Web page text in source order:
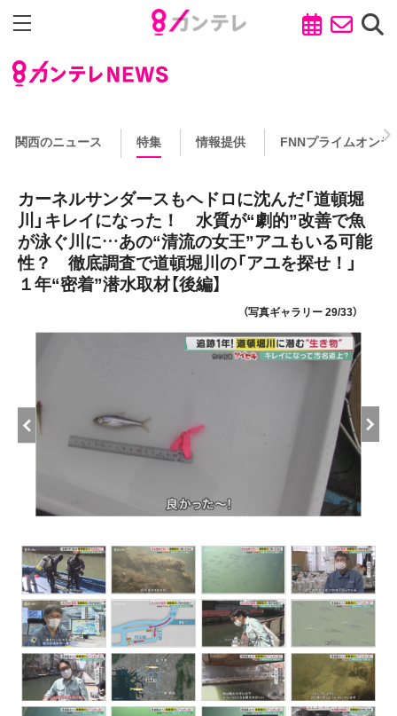
関西のニュース 特集 情報提供 FNNプライムオンラ
カーネルサンダースもヘドロに沈んだ「道頓堀
川」キレイになった！ 水質が“劇的”改善で魚
が泳ぐ川に…あの“清流の女王”アユもいる可能
性？ 徹底調査で道頓堀川の「アユを探せ！」
１年“密着”潜水取材【後編】
（写真ギャラリー 29/33）